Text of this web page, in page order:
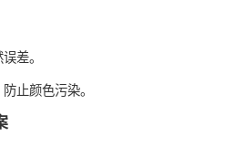
差。
止颜色污染。